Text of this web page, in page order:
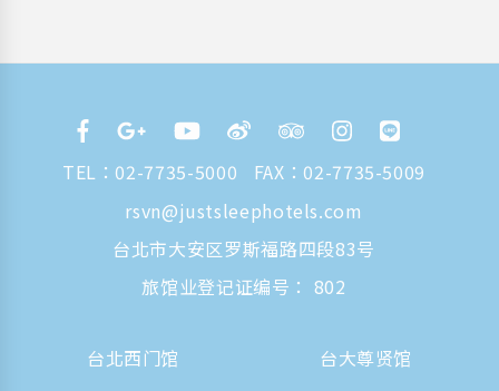
TEL： 02-7735-5000
FAX：02-7735-5009
rsvn@justsleephotels.com
台北市大安区罗斯福路四段83号
旅馆业登记证编号： 802
台北西门馆 台大尊贤馆